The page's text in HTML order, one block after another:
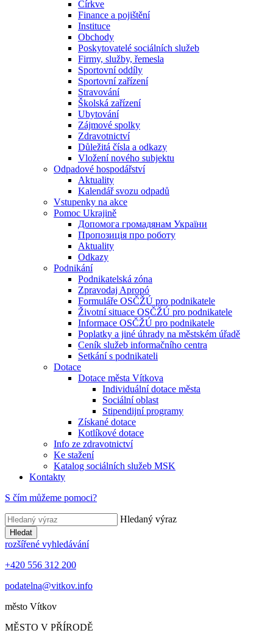
Církve
Finance a pojištění
Instituce
Obchody
Poskytovatelé sociálních služeb
Firmy, služby, řemesla
Sportovní oddíly
Sportovní zařízení
Stravování
Školská zařízení
Ubytování
Zájmové spolky
Zdravotnictví
Důležitá čísla a odkazy
Vložení nového subjektu
Odpadové hospodářství
Aktuality
Kalendář svozu odpadů
Vstupenky na akce
Pomoc Ukrajině
Допомога громадянам України
Пропозиція про роботу
Aktuality
Odkazy
Podnikání
Podnikatelská zóna
Zpravodaj Apropó
Formuláře OSČŽÚ pro podnikatele
Životní situace OSČŽÚ pro podnikatele
Informace OSČŽÚ pro podnikatele
Poplatky a jiné úhrady na městském úřadě
Ceník služeb informačního centra
Setkání s podnikateli
Dotace
Dotace města Vítkova
Individuální dotace města
Sociální oblast
Stipendijní programy
Získané dotace
Kotlíkové dotace
Info ze zdravotnictví
Ke stažení
Katalog sociálních služeb MSK
Kontakty
S čím můžeme pomoci?
Hledaný výraz
Hledat
rozšířené vyhledávání
+420 556 312 200
podatelna@vitkov.info
město Vítkov
MĚSTO V PŘÍRODĚ